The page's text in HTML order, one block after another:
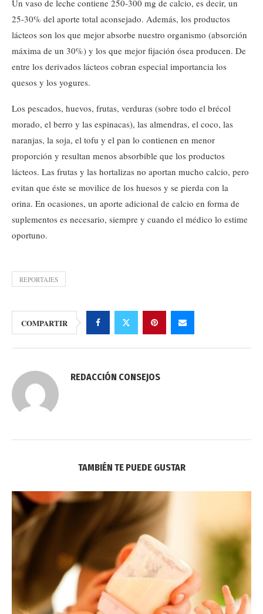
Un vaso de leche contiene 250-300 mg de calcio, es decir, un
25-30% del aporte total aconsejado. Además, los productos
lácteos son los que mejor absorbe nuestro organismo (absorción
máxima de un 30%) y los que mejor fijación ósea producen. De
entre los derivados lácteos cobran especial importancia los
quesos y los yogures.
Los pescados, huevos, frutas, verduras (sobre todo el brécol
morado, el berro y las espinacas), las almendras, el coco, las
naranjas, la soja, el tofu y el pan lo contienen en menor
proporción y resultan menos absorbible que los productos
lácteos. Las frutas y las hortalizas no aportan mucho calcio, pero
evitan que éste se movilice de los huesos y se pierda con la
orina. En ocasiones, un aporte adicional de calcio en forma de
suplementos es necesario, siempre y cuando el médico lo estime
oportuno.
REPORTAJES
COMPARTIR
REDACCIÓN CONSEJOS
TAMBIÉN TE PUEDE GUSTAR